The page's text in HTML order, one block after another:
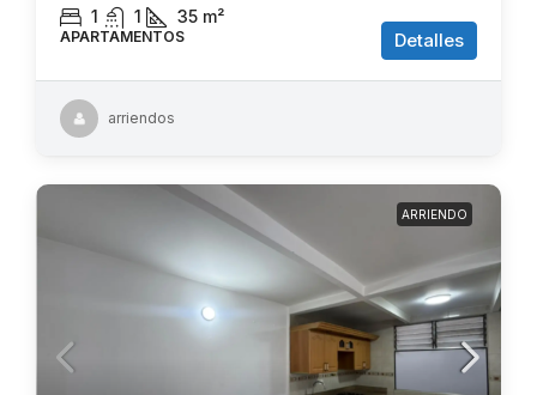
1 1 35 m²
APARTAMENTOS Detalles
arriendos
ARRIENDO